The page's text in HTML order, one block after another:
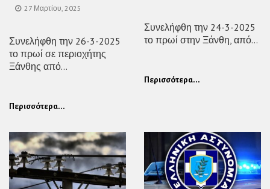
27 Μαρτίου, 2025
Συνελήφθη την 26-3-2025
το πρωί σε περιοχήτης
Ξάνθης από...
Περισσότερα...
Συνελήφθη την 24-3-2025
το πρωί στην Ξάνθη, από...
Περισσότερα...